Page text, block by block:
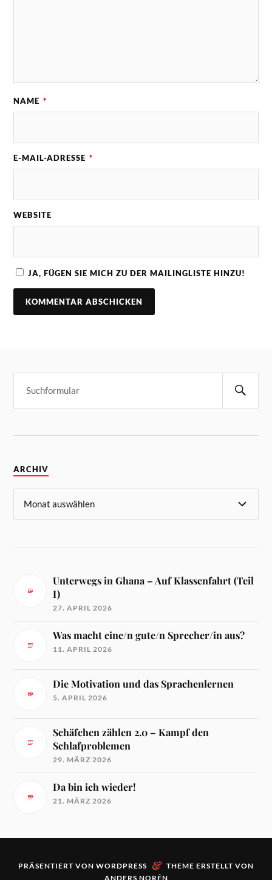
NAME *
E-MAIL-ADRESSE *
WEBSITE
JA, FÜGEN SIE MICH ZU DER MAILINGLISTE HINZU!
ARCHIV
Unterwegs in Ghana – Auf Klassenfahrt (Teil
I)
27. APRIL 2026
Was macht eine/n gute/n Sprecher/in aus?
11. APRIL 2026
Die Motivation und das Sprachenlernen
5. APRIL 2026
Schäfchen zählen 2.0 – Kampf den
Schlafproblemen
29. MÄRZ 2026
Da bin ich wieder!
21. MÄRZ 2026
PRÄSENTIERT VON WORDPRESS & THEME ERSTELLT VON
ANDERS NORÉN